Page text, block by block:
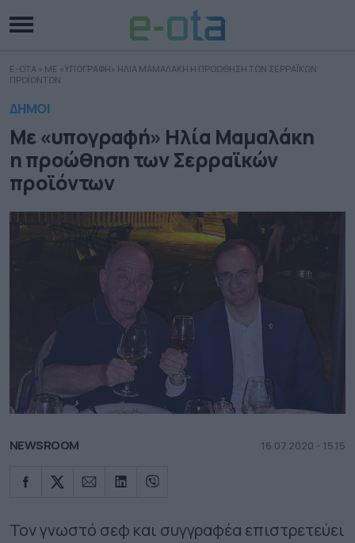
E-OTA » ΜΕ «ΥΠΟΓΡΑΦΗ» ΗΛΙΑ ΜΑΜΑΛΑΚΗ Η ΠΡΟΩΘΗΣΗ ΤΩΝ ΣΕΡΡΑΪΚΩΝ
ΠΡΟΪΟΝΤΩΝ
ΔΗΜΟΙ
Με «υπογραφή» Ηλία Μαμαλάκη
η προώθηση των Σερραϊκών
προϊόντων
NEWSROOM 16.07.2020 - 15.15
Τον γνωστό σεφ και συγγραφέα επιστρετεύει